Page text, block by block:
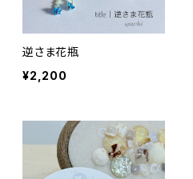
逆さま花瓶
¥2,200